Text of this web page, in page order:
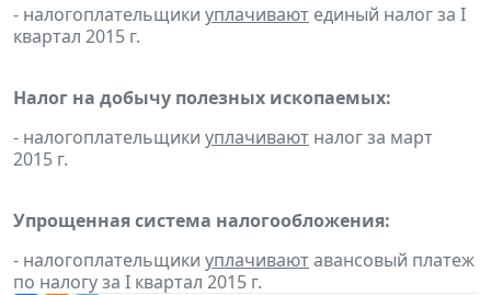
- налогоплательщики уплачивают единый налог за I
квартал 2015 г.
Налог на добычу полезных ископаемых:
- налогоплательщики уплачивают налог за март
2015 г.
Упрощенная система налогообложения:
- налогоплательщики уплачиваютавансовый платеж
по налогу за I квартал 2015 г.